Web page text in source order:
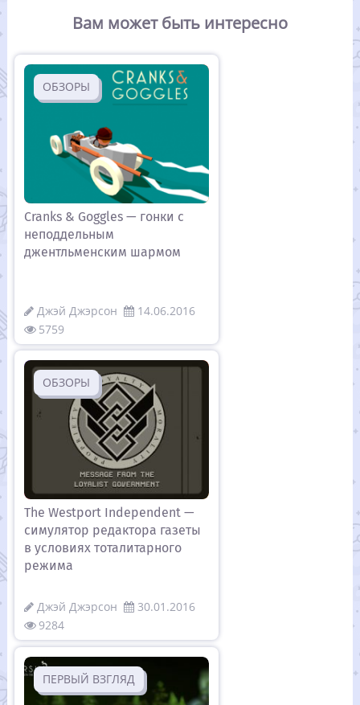
Вам может быть интересно
ОБЗОРЫ
Cranks & Goggles — гонки с
неподдельным
джентльменским шармом
Джэй Джэрсон
14.06.2016
5759
ОБЗОРЫ
The Westport Independent —
симулятор редактора газеты
в условиях тоталитарного
режима
Джэй Джэрсон
30.01.2016
9284
ПЕРВЫЙ ВЗГЛЯД